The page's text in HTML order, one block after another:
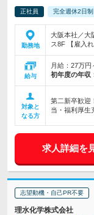
正社員 完全週休2日制
勤務地
大阪本社／大
ス8F 【雇入
給与
月給：27万
初年度の年収
対象と
なる方
第二新卒歓迎
当・福利厚生
求人詳細を
志望動機・自己PR不要
理水化学株式会社